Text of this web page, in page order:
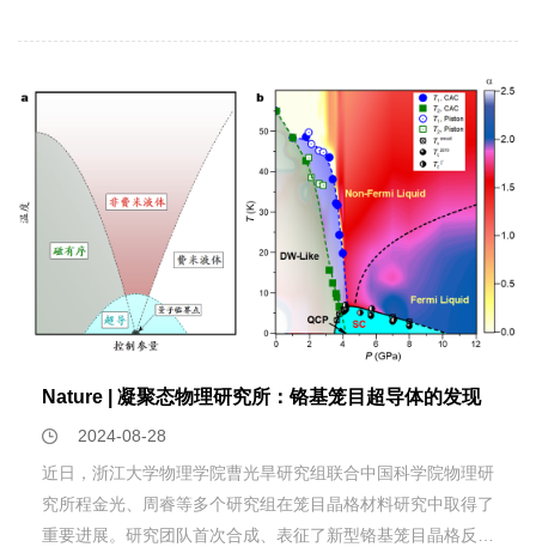
中国和新加坡等国学者聚焦物理学前沿研究的重要会议，将促
进浙江大学以及中国物理学前沿研究的发展与国际交流，尤其
将加强与新加坡相关大学同领域学者的合作研究。会议对培养
我国青年学者和研究生具有重要意义。王孝群教授致辞孙昌璞
院士作报告 OH Choo Hiap 教授作报告林海青院士作报告龚
新高院士作报告会议合影
Nature | 凝聚态物理研究所：铬基笼目超导体的发现
2024-08-28
近日，浙江大学物理学院曹光旱研究组联合中国科学院物理研
究所程金光、周睿等多个研究组在笼目晶格材料研究中取得了
重要进展。研究团队首次合成、表征了新型铬基笼目晶格反铁